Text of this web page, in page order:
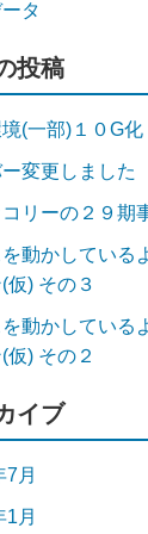
タ
投稿
(一部)１０G化
変更しました
リーの２９期
動かしている
仮) その３
動かしている
仮) その２
イブ
7月
1月